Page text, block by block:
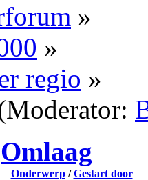
»
»
regio »
Omlaag
Onderwerp/Gestart door